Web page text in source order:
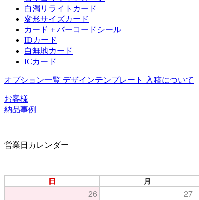
白濁リライトカード
変形サイズカード
カード＋バーコードシール
IDカード
白無地カード
ICカード
オプション一覧 デザインテンプレート 入稿について
お客様
納品事例
営業日カレンダー
日 月
26 27